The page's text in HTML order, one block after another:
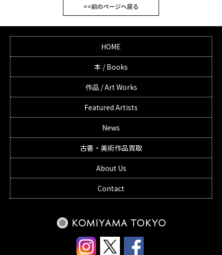
<<前のページへ戻る
HOME
本 / Books
作品 / Art Works
Featured Artists
News
古書・美術作品買取
About Us
Contact